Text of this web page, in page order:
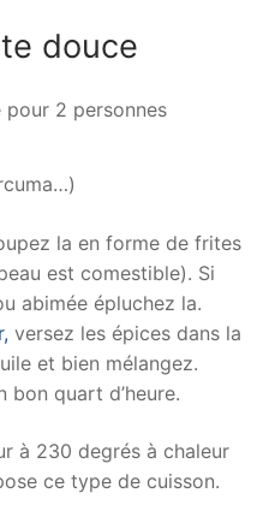
douce
pour 2 personnes
la en forme de frites
est comestible). Si
abimée épluchez la.
versez les épices dans la
et bien mélangez.
bon quart d’heure.
à 230 degrés à chaleur
ce type de cuisson.